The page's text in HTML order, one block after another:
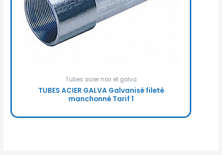
Tubes acier noir et galva
TUBES ACIER GALVA Galvanisé fileté
manchonné Tarif 1